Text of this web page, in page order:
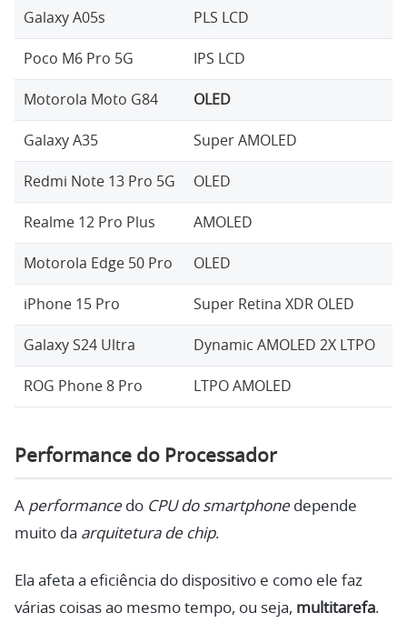
Galaxy A05s PLS LCD
Poco M6 Pro 5G IPS LCD
Motorola Moto G84 OLED
Galaxy A35 Super AMOLED
Redmi Note 13 Pro 5G OLED
Realme 12 Pro Plus AMOLED
Motorola Edge 50 Pro OLED
iPhone 15 Pro Super Retina XDR OLED
Galaxy S24 Ultra Dynamic AMOLED 2X LTPO
ROG Phone 8 Pro LTPO AMOLED
Performance do Processador
A performance do CPU do smartphone depende
muito da arquitetura de chip.
Ela afeta a eficiência do dispositivo e como ele faz
várias coisas ao mesmo tempo, ou seja, multitarefa.